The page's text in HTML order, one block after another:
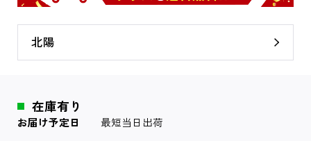
北陽
在庫有り
お届け予定日 最短当日出荷